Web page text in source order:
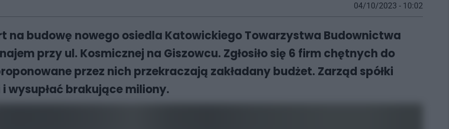
04/10/2023 - 10:02
na budowę nowego osiedla Katowickiego Towarzystwa Budownictwa
przy ul. Kosmicznej na Giszowcu. Zgłosiło się 6 firm chętnych do
przez nich przekraczają zakładany budżet. Zarząd spółki
wysupłać brakujące miliony.